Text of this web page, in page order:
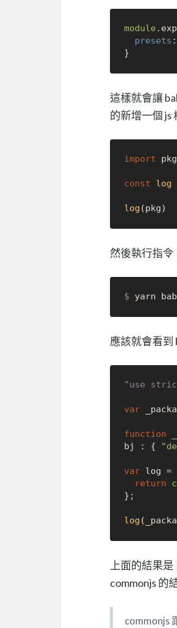
module .
presets
這樣就會讓
的新增一個 js
import pkg
const log
log
然後執行指令
$ yarn
應該就會看到
"use
var
function
bj : {
var log =
return
};
log
上面的結果是
commonjs 的
commonjs